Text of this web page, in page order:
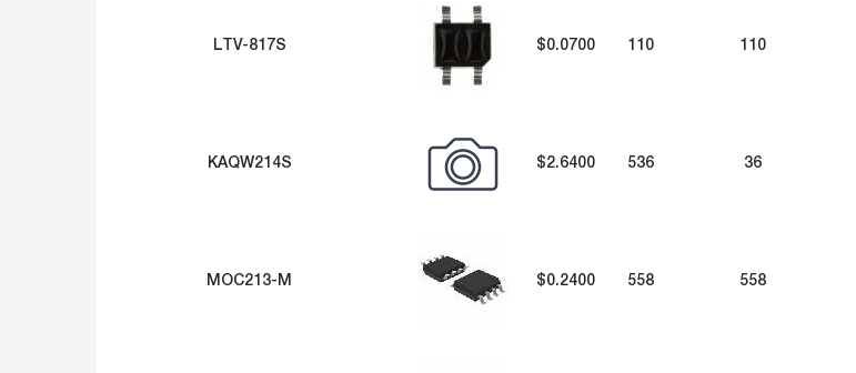
LTV-817S $0.0700 110 110
KAQW214S $2.6400 536 36
MOC213-M $0.2400 558 558